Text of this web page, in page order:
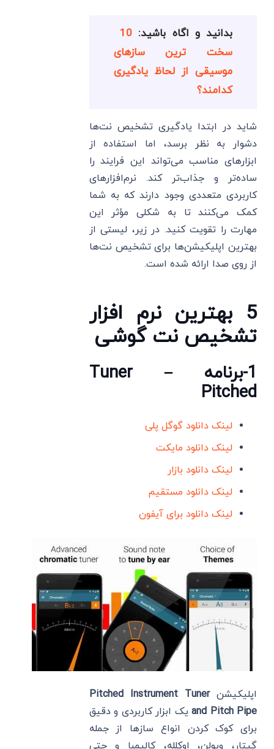
بدانید و اگاه باشید:
سخت ترین سازهای
موسیقی از لحاظ یادگیری
کدامند؟
شاید در ابتدا یادگیری تشخیص نت‌ها
دشوار به نظر برسد، اما استفاده از
ابزارهای مناسب می‌تواند این فرایند را
ساده‌تر و جذاب‌تر کند. نرم‌افزارهای
کاربردی متعددی وجود دارند که به شما
کمک می‌کنند تا به شکلی مؤثر این
مهارت را تقویت کنید. در زیر، لیستی از
بهترین اپلیکیشن‌ها برای تشخیص نت‌ها
از روی صدا ارائه شده است.
5 بهترین نرم افزار
تشخیص نت گوشی
1-برنامه Tuner –
Pitched
لینک دانلود گوگل پلی
لینک دانلود مایکت
لینک دانلود بازار
لینک دانلود مستقیم
لینک دانلود برای آیفون
اپلیکیشنPitched Instrument Tuner
and Pitch Pipe یک ابزار کاربردی و دقیق
برای کوک کردن انواع سازها از جمله
گیتار، ویولن، اوکلله، کالیمبا و حتی